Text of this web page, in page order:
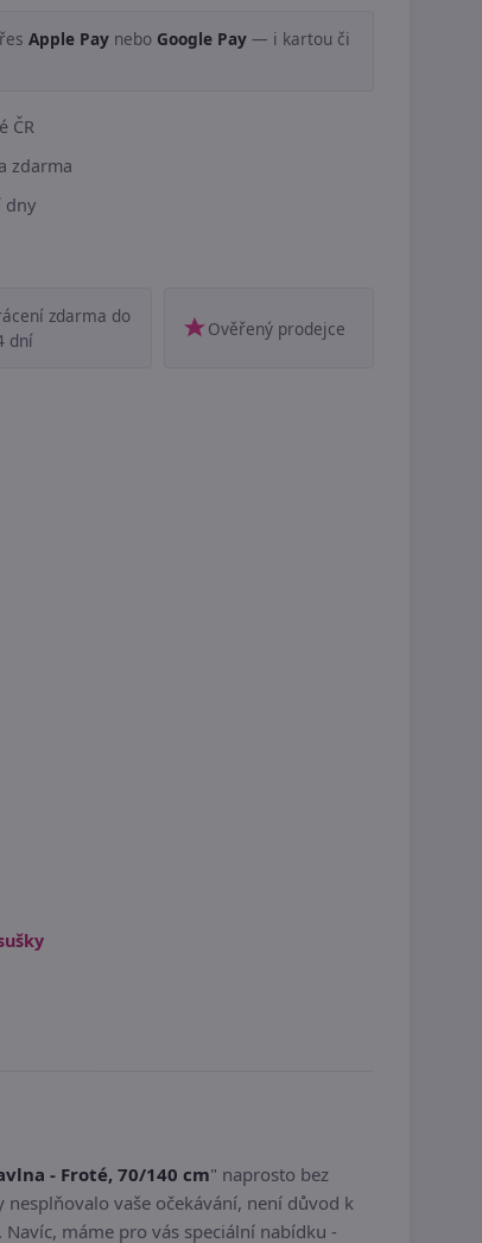
Apple Pay nebo Google Pay — i kartou či
ČR
zdarma
dny
zdarma do
dní
Ověřený prodejce
- Froté, 70/140 cm" naprosto bez
nesplňovalo vaše očekávání, není důvod k
máme pro vás speciální nabídku -